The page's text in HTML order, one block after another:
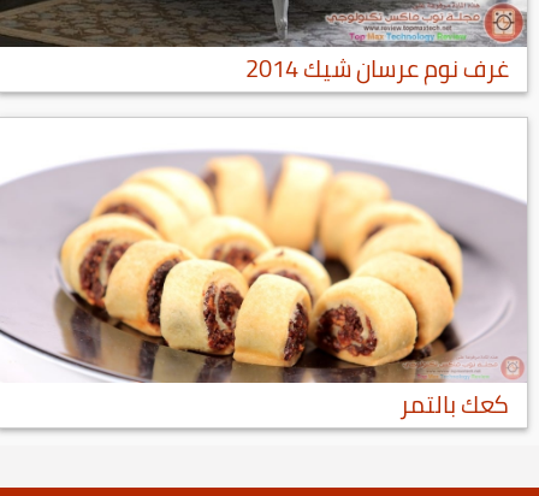
غرف نوم عرسان شيك 2014
كعك بالتمر